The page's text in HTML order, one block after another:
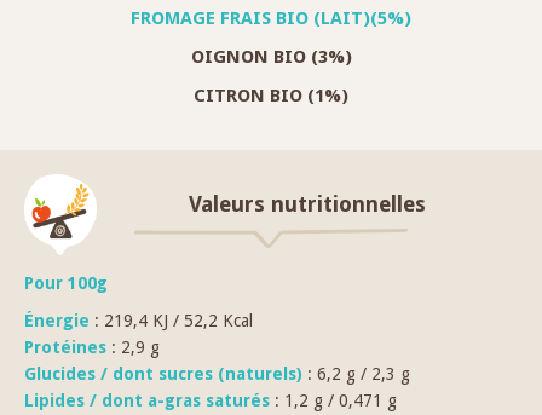
FROMAGE FRAIS BIO (LAIT)(5%)
OIGNON BIO (3%)
CITRON BIO (1%)
Valeurs nutritionnelles
Pour 100g
Énergie : 219,4 KJ / 52,2 Kcal
Protéines : 2,9 g
Glucides / dont sucres (naturels) : 6,2 g / 2,3 g
Lipides / dont a-gras saturés : 1,2 g / 0,471 g